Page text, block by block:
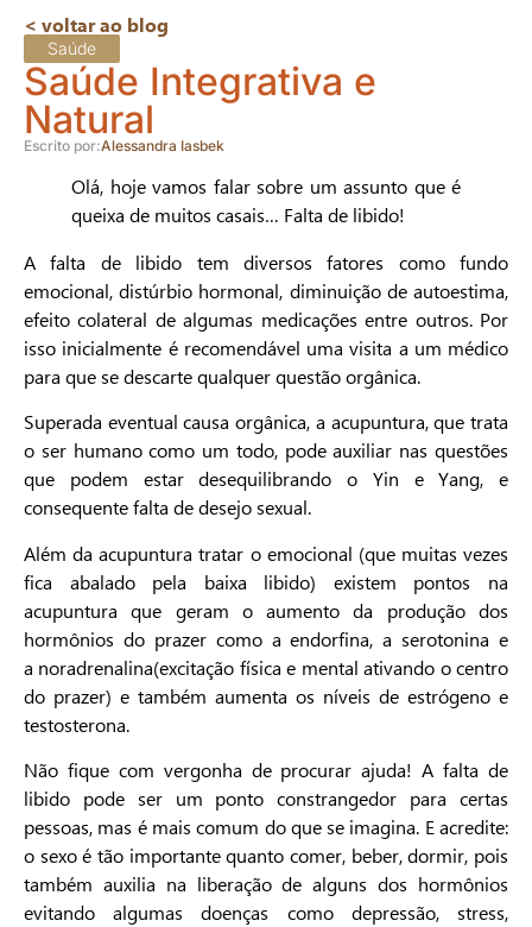
< voltar ao blog
Saúde
Saúde Integrativa e
Natural
Escrito por:Alessandra Iasbek
Olá, hoje vamos falar sobre um assunto que é
queixa de muitos casais… Falta de libido!
A falta de libido tem diversos fatores como fundo
emocional, distúrbio hormonal, diminuição de autoestima,
efeito colateral de algumas medicações entre outros. Por
isso inicialmente é recomendável uma visita a um médico
para que se descarte qualquer questão orgânica.
Superada eventual causa orgânica, a acupuntura, que trata
o ser humano como um todo, pode auxiliar nas questões
que podem estar desequilibrando o Yin e Yang, e
consequente falta de desejo sexual.
Além da acupuntura tratar o emocional (que muitas vezes
fica abalado pela baixa libido) existem pontos na
acupuntura que geram o aumento da produção dos
hormônios do prazer como a endorfina, a serotonina e
a noradrenalina(excitação física e mental ativando o centro
do prazer) e também aumenta os níveis de estrógeno e
testosterona.
Não fique com vergonha de procurar ajuda! A falta de
libido pode ser um ponto constrangedor para certas
pessoas, mas é mais comum do que se imagina. E acredite:
o sexo é tão importante quanto comer, beber, dormir, pois
também auxilia na liberação de alguns dos hormônios
evitando algumas doenças como depressão, stress,